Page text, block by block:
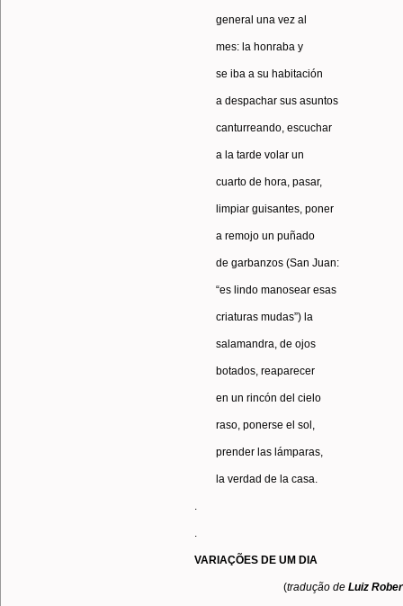
general una vez al
mes: la honraba y
se iba a su habitación
a despachar sus asuntos
canturreando, escuchar
a la tarde volar un
cuarto de hora, pasar,
limpiar guisantes, poner
a remojo un puñado
de garbanzos (San Juan:
“es lindo manosear esas
criaturas mudas”) la
salamandra, de ojos
botados, reaparecer
en un rincón del cielo
raso, ponerse el sol,
prender las lámparas,
la verdad de la casa.
.
.
VARIAÇÕES DE UM DIA
(tradução de Luiz